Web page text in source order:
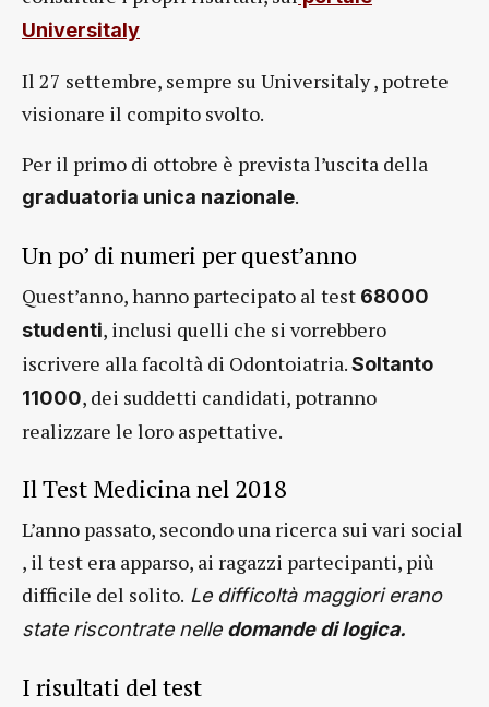
Universitaly
Il 27 settembre, sempre su Universitaly , potrete
visionare il compito svolto.
Per il primo di ottobre è prevista l’uscita della
graduatoria unica nazionale.
Un po’ di numeri per quest’anno
Quest’anno, hanno partecipato al test 68000
studenti, inclusi quelli che si vorrebbero
iscrivere alla facoltà di Odontoiatria.Soltanto
11000, dei suddetti candidati, potranno
realizzare le loro aspettative.
Il Test Medicina nel 2018
L’anno passato, secondo una ricerca sui vari social
, il test era apparso, ai ragazzi partecipanti, più
difficile del solito. Le difficoltà maggiori erano
state riscontrate nelle domande di logica.
I risultati del test